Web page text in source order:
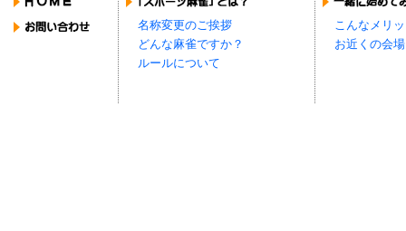
名称変更のご挨拶
どんな麻雀ですか？
ルールについて
こんなメリ
お近くの会